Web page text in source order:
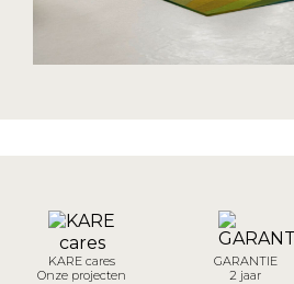
KARE cares
Onze projecten
GARANTIE
2 jaar